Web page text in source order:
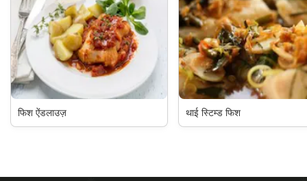
फिश ऐंडलाउज़ थाई स्टिम्ड फिश